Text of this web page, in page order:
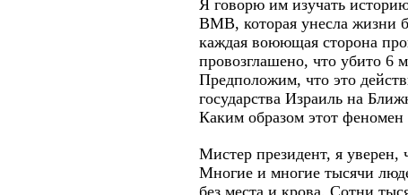
Я говорю им изучать
ВМВ, которая унесла жизни
каждая воюющая сторона
провозглашено, что убито 6
Предположим, что это
государства Израиль на
Каким образом этот
Мистер президент, я уверен,
Многие и многие тысячи
без места и крова. Сотни